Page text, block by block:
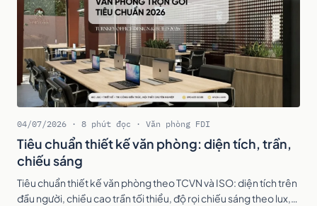
04/07/2026 · 8 phút đọc · Văn phòng FDI
Tiêu chuẩn thiết kế văn phòng: diện tích, trần,
chiếu sáng
Tiêu chuẩn thiết kế văn phòng theo TCVN và ISO: diện tích trên
đầu người, chiều cao trần tối thiểu, độ rọi chiếu sáng theo lux,